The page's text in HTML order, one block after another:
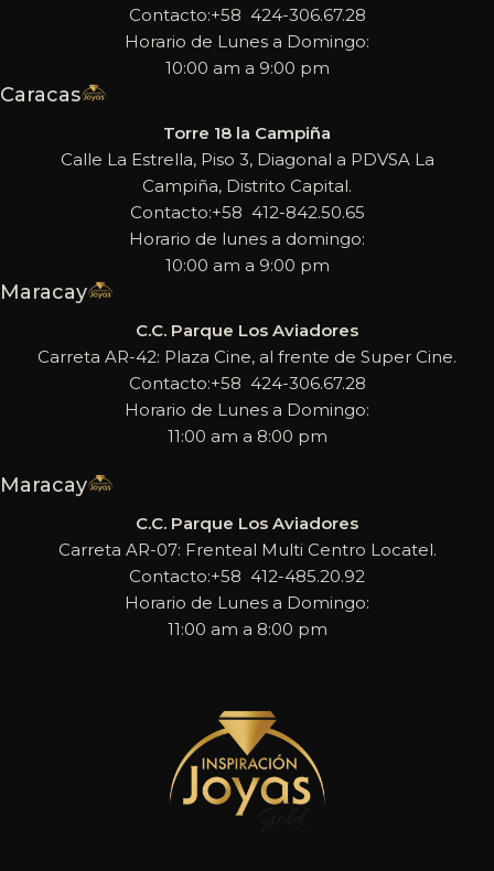
Contacto:+58 424-306.67.28
Horario de Lunes a Domingo:
10:00 am a 9:00 pm
Caracas
Torre 18 la Campiña
Calle La Estrella, Piso 3, Diagonal a PDVSA La
Campiña, Distrito Capital.
Contacto:+58 412-842.50.65
Horario de lunes a domingo:
10:00 am a 9:00 pm
Maracay
C.C. Parque Los Aviadores
Carreta AR-42: Plaza Cine, al frente de Super Cine.
Contacto:+58 424-306.67.28
Horario de Lunes a Domingo:
11:00 am a 8:00 pm
Maracay
C.C. Parque Los Aviadores
Carreta AR-07: Frenteal Multi Centro Locatel.
Contacto:+58 412-485.20.92
Horario de Lunes a Domingo:
11:00 am a 8:00 pm